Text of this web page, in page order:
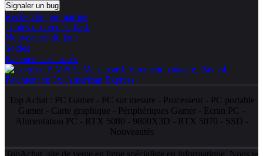
Signaler un bug
Recherche par marque
Toutes nos ventes flash
Nouveautés du jour
Soldes
Paiements sécurisés
Top Achat : PC Gamer- PC sur mesure - Processeur- PC portable
Gamer - Carte graphique - Périphériques Gamer - Ecran PC -
Alimentation PC - RTX 5080 - 9800X3D - RTX 5070 - SSD -
Nouveautés
TopAchat, site de vente en ligne spécialiste en informatique. Nous te